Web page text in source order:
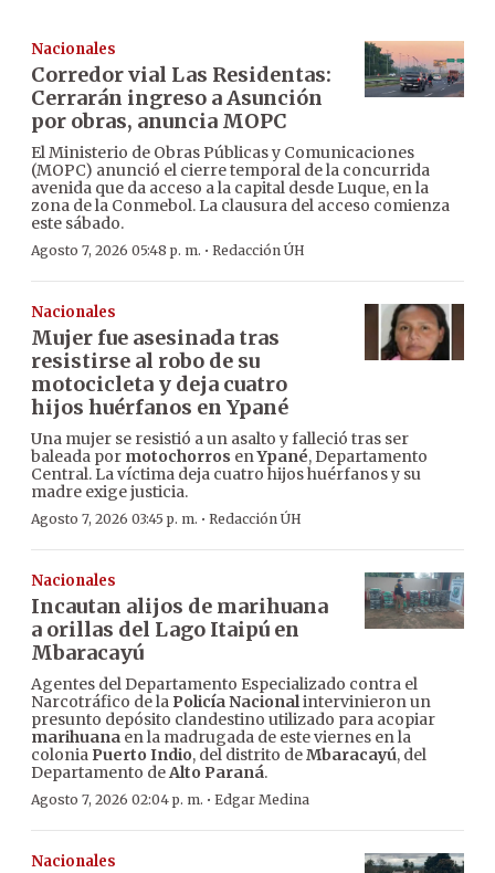
Nacionales
Corredor vial Las Residentas:
Cerrarán ingreso a Asunción
por obras, anuncia MOPC
El Ministerio de Obras Públicas y Comunicaciones
(MOPC) anunció el cierre temporal de la concurrida
avenida que da acceso a la capital desde Luque, en la
zona de la Conmebol. La clausura del acceso comienza
este sábado.
Agosto 7, 2026 05:48 p. m. · Redacción ÚH
Nacionales
Mujer fue asesinada tras
resistirse al robo de su
motocicleta y deja cuatro
hijos huérfanos en Ypané
Una mujer se resistió a un asalto y falleció tras ser
baleada por motochorros enYpané, Departamento
Central. La víctima deja cuatro hijos huérfanos y su
madre exige justicia.
Agosto 7, 2026 03:45 p. m. · Redacción ÚH
Nacionales
Incautan alijos de marihuana
a orillas del Lago Itaipú en
Mbaracayú
Agentes del Departamento Especializado contra el
Narcotráfico de la Policía Nacionalintervinieron un
presunto depósito clandestino utilizado para acopiar
marihuana en la madrugada de este viernes en la
colonia Puerto Indio, del distrito deMbaracayú, del
Departamento deAlto Paraná.
Agosto 7, 2026 02:04 p. m. · Edgar Medina
Nacionales